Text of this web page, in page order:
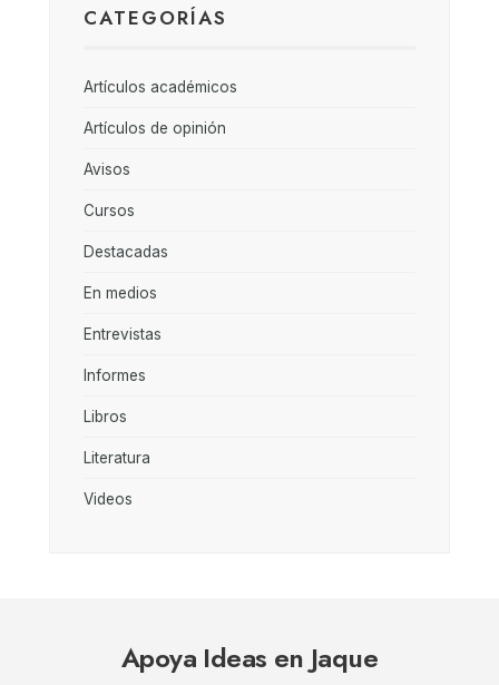
CATEGORÍAS
Artículos académicos
Artículos de opinión
Avisos
Cursos
Destacadas
En medios
Entrevistas
Informes
Libros
Literatura
Videos
Apoya Ideas en Jaque